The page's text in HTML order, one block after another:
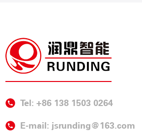
Tel: +86 138 1503 0264
E-mail: jsrunding@163.com